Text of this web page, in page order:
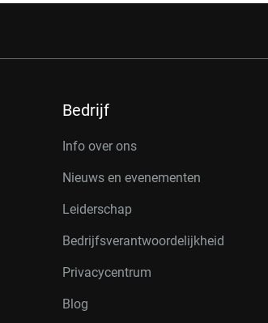
Bedrijf
Info over ons
Nieuws en evenementen
Leiderschap
Bedrijfsverantwoordelijkheid
Privacycentrum
Blog